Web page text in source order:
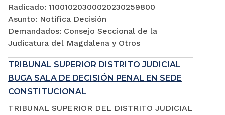
Radicado: 11001020300020230259800
Asunto: Notifica Decisión
Demandados: Consejo Seccional de la
Judicatura del Magdalena y Otros
TRIBUNAL SUPERIOR DISTRITO JUDICIAL
BUGA SALA DE DECISIÓN PENAL EN SEDE
CONSTITUCIONAL
TRIBUNAL SUPERIOR DEL DISTRITO JUDICIAL